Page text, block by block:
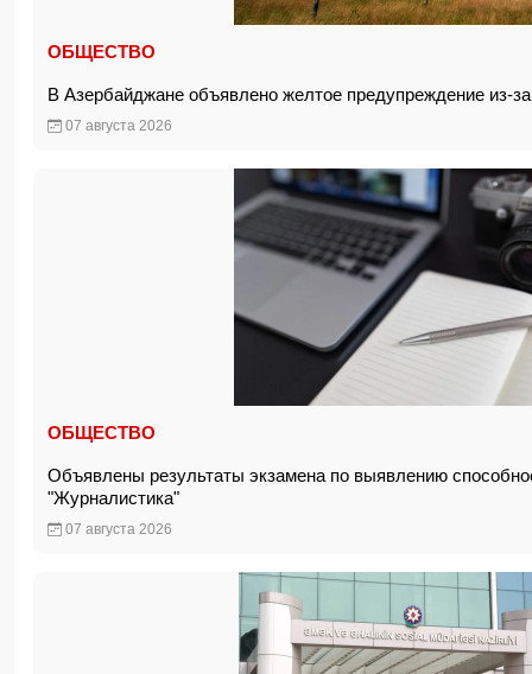
ОБЩЕСТВО
В Азербайджане объявлено желтое предупреждение из-
07 августа 2026
ОБЩЕСТВО
Объявлены результаты экзамена по выявлению
"Журналистика"
07 августа 2026